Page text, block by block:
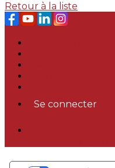
Retour à la liste
Se connecter